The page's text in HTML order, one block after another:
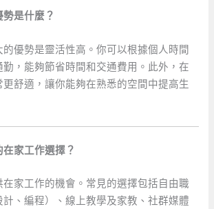
是什麼？
優勢是靈活性高。你可以根據個人時間
，能夠節省時間和交通費用。此外，在
舒適，讓你能夠在熟悉的空間中提高生
家工作選擇？
家工作的機會。常見的選擇包括自由職
、編程）、線上教學及家教、社群媒體